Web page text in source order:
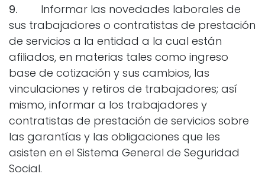
9. Informar las novedades laborales de
sus trabajadores o contratistas de prestación
de servicios a la entidad a la cual están
afiliados, en materias tales como ingreso
base de cotización y sus cambios, las
vinculaciones y retiros de trabajadores; así
mismo, informar a los trabajadores y
contratistas de prestación de servicios sobre
las garantías y las obligaciones que les
asisten en el Sistema General de Seguridad
Social.